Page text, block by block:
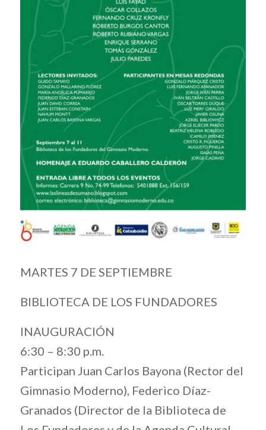
MARTES 7 DE SEPTIEMBRE
BIBLIOTECA DE LOS FUNDADORES
INAUGURACIÓN
6:30 – 8:30 p.m.
Participan Juan Carlos Bayona (Rector del
Gimnasio Moderno), Federico Díaz-
Granados (Director de la Biblioteca de